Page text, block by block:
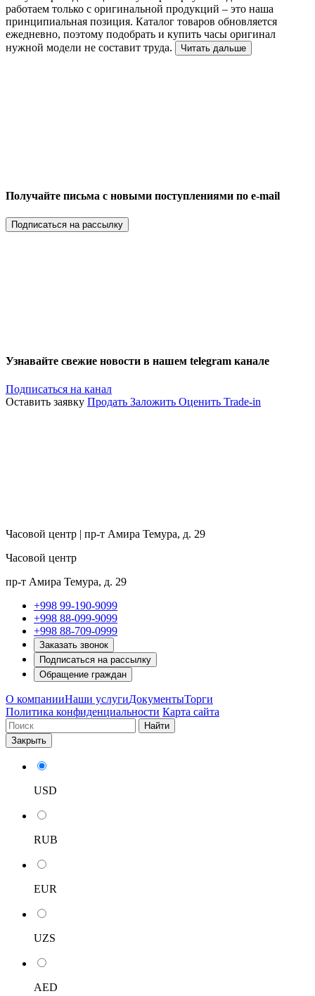
работаем только с оригинальной продукций – это наша
принципиальная позиция. Каталог товаров обновляется
ежедневно, поэтому подобрать и купить часы оригинал
нужной модели не составит труда.
Читать дальше
Получайте письма с новыми поступлениями по e-mail
Подписаться на рассылку
Узнавайте свежие новости в нашем telegram канале
Подписаться на канал
Оставить заявку Продать Заложить Оценить Trade-in
Часовой центр | пр-т Амира Темура, д. 29
Часовой центр
пр-т Амира Темура, д. 29
+998 99-190-9099
+998 88-099-9099
+998 88-709-0999
Заказать звонок
Подписаться на рассылку
Обращение граждан
О компанииНаши услугиДокументыТорги
Политика конфиденциальности Карта сайта
Найти
Закрыть
USD
RUB
EUR
UZS
AED